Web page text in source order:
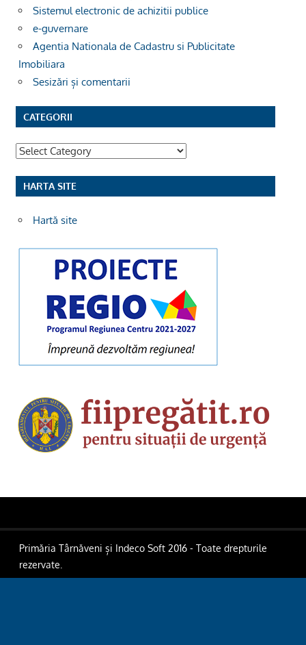
Sistemul electronic de achizitii publice
e-guvernare
Agentia Nationala de Cadastru si Publicitate
Imobiliara
Sesizări și comentarii
CATEGORII
Categorii
HARTA SITE
Hartă site
Primăria Târnăveni și Indeco Soft 2016 - Toate drepturile
rezervate.